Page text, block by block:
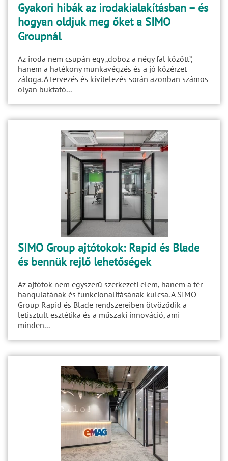
Gyakori hibák az irodakialakításban – és
hogyan oldjuk meg őket a SIMO
Groupnál
Az iroda nem csupán egy „doboz a négy fal között”,
hanem a hatékony munkavégzés és a jó közérzet
záloga. A tervezés és kivitelezés során azonban számos
olyan buktató...
SIMO Group ajtótokok: Rapid és Blade
és bennük rejlő lehetőségek
Az ajtótok nem egyszerű szerkezeti elem, hanem a tér
hangulatának és funkcionalitásának kulcsa. A SIMO
Group Rapid és Blade rendszereiben ötvöződik a
letisztult esztétika és a műszaki innováció, ami
minden...